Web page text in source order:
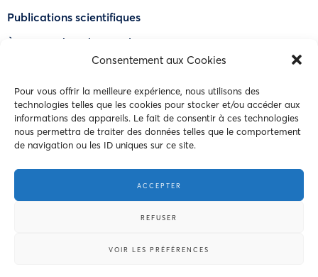
Consentement aux Cookies
Pour vous offrir la meilleure expérience, nous utilisons des
technologies telles que les cookies pour stocker et/ou accéder aux
informations des appareils. Le fait de consentir à ces technologies
nous permettra de traiter des données telles que le comportement
de navigation ou les ID uniques sur ce site.
ACCEPTER
REFUSER
VOIR LES PRÉFÉRENCES
Publications scientifiques
À propos de OdourLock®
Trouver un détaillant
FAQ
Nous joindre
© 2023 Intersand. Tous droits réservés.
Politique de confidentialité